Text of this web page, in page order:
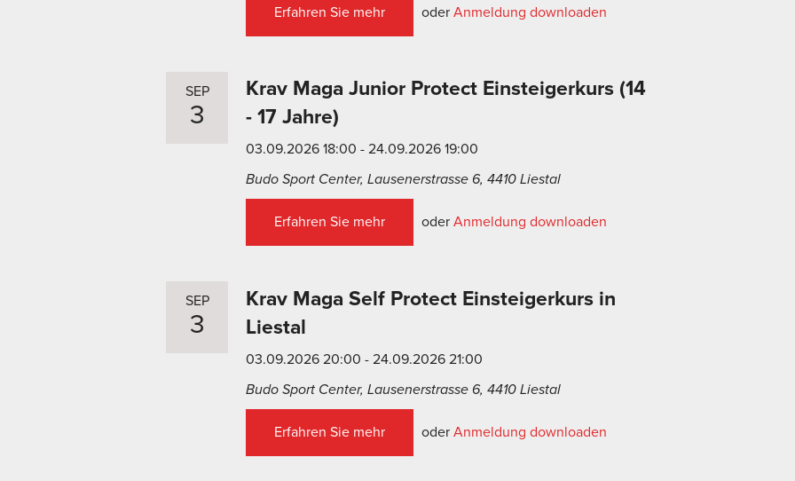
Erfahren Sie mehr oder Anmeldung downloaden
SEP
3
Krav Maga Junior Protect Einsteigerkurs (14
- 17 Jahre)
03.09.2026 18:00 - 24.09.2026 19:00
Budo Sport Center, Lausenerstrasse 6, 4410 Liestal
Erfahren Sie mehr oder Anmeldung downloaden
SEP
3
Krav Maga Self Protect Einsteigerkurs in
Liestal
03.09.2026 20:00 - 24.09.2026 21:00
Budo Sport Center, Lausenerstrasse 6, 4410 Liestal
Erfahren Sie mehr oder Anmeldung downloaden